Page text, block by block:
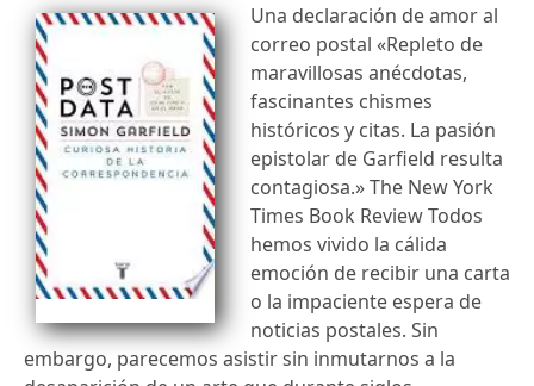
Una declaración de amor al
correo postal «Repleto de
maravillosas anécdotas,
fascinantes chismes
históricos y citas. La pasión
epistolar de Garfield resulta
contagiosa.» The New York
Times Book Review Todos
hemos vivido la cálida
emoción de recibir una carta
o la impaciente espera de
noticias postales. Sin
embargo, parecemos asistir sin inmutarnos a la